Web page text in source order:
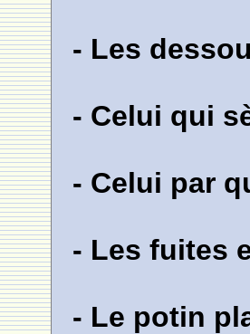
- Les
- Celui qui
- Celui par
- Les fuites
- Le potin